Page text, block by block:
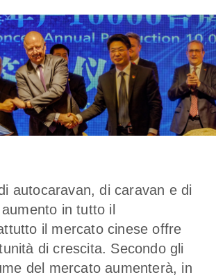
autocaravan, di caravan e di
in tutto il
il mercato cinese offre
di crescita. Secondo gli
del mercato aumenterà, in